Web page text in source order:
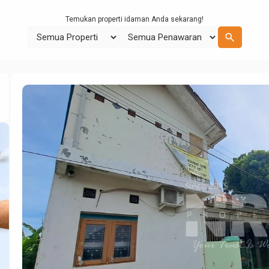
Temukan properti idaman Anda sekarang!
search